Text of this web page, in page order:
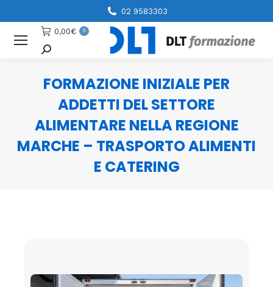
02 9583303
0,00€ 0
Cerca
FORMAZIONE INIZIALE PER
ADDETTI DEL SETTORE
ALIMENTARE NELLA REGIONE
MARCHE – TRASPORTO ALIMENTI
E CATERING